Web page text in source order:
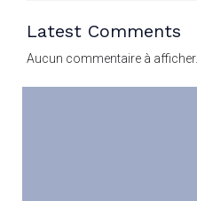
Latest Comments
Aucun commentaire à afficher.